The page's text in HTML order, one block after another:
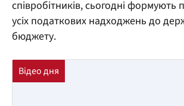
співробітників, сьогодні
усіх податкових надходжень до
бюджету.